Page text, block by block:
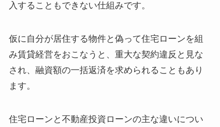
入することもできない仕組みです。
仮に自分が居住する物件と偽って住宅ローンを組
み賃貸経営をおこなうと、重大な契約違反と見な
され、融資額の一括返済を求められることもあり
ます。
住宅ローンと不動産投資ローンの主な違いについ